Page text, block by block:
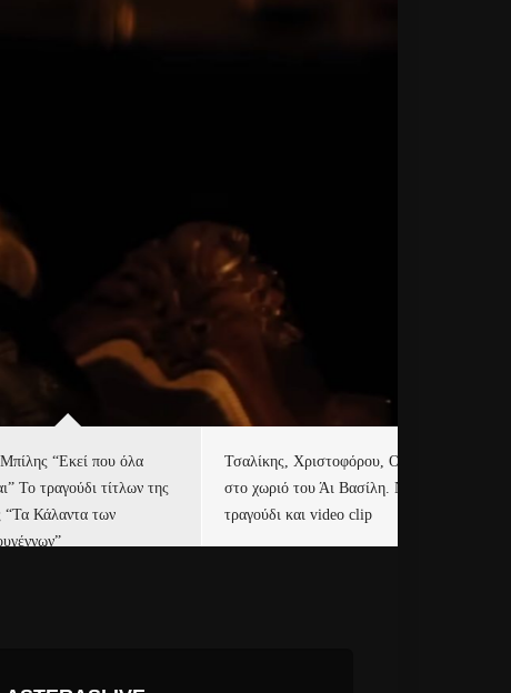
“Εκεί που όλα
Το τραγούδι τίτλων της
“Τα Κάλαντα των
Τσαλίκης, Χριστοφόρου, ONE
στο χωριό του Άι Βασίλη. Νέο
τραγούδι και video clip